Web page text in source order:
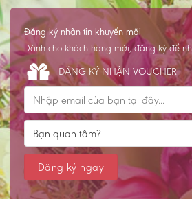
Đăng ký nhận tin khuyến mãi
Dành cho khách hàng mới, đăng ký để
ĐĂNG KÝ NHẬN VOUCHER